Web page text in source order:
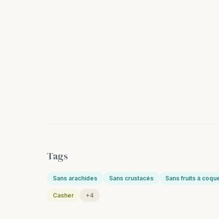
Tags
Sans arachides Sans crustacés Sans fruits à
Casher +4